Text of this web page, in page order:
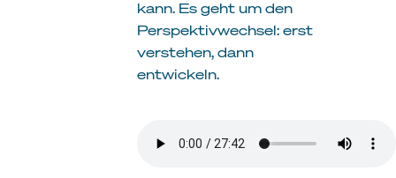
kann. Es geht um den
Perspektivwechsel: erst
verstehen, dann
entwickeln.